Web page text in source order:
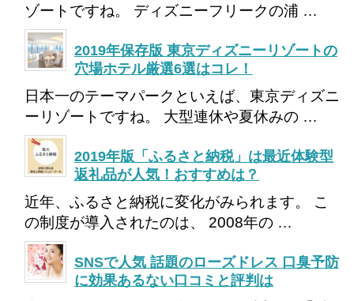
ゾートですね。 ディズニーフリークの浦 …
2019年保存版 東京ディズニーリゾートの
穴場ホテル厳選6選はコレ！
日本一のテーマパークといえば、東京ディズニ
ーリゾートですね。 大型連休や夏休みの …
2019年版「ふるさと納税」は最近体験型
返礼品が人気！おすすめは？
近年、ふるさと納税に変化がみられます。 こ
の制度が導入されたのは、 2008年の …
SNSで人気 話題のローズドレス 口臭予防
に効果あるない口コミと評判は